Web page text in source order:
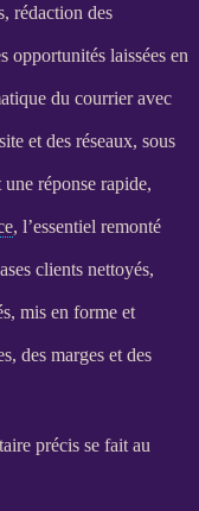
, rédaction des
opportunités laissées en
du courrier avec
et des réseaux, sous
réponse rapide,
, l’essentiel remonté
clients nettoyés,
mis en forme et
des marges et des
précis se fait au